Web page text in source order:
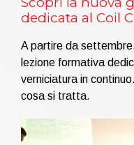
dedicata al Coil
A partire da
lezione formativa
verniciatura in
cosa si tratta.